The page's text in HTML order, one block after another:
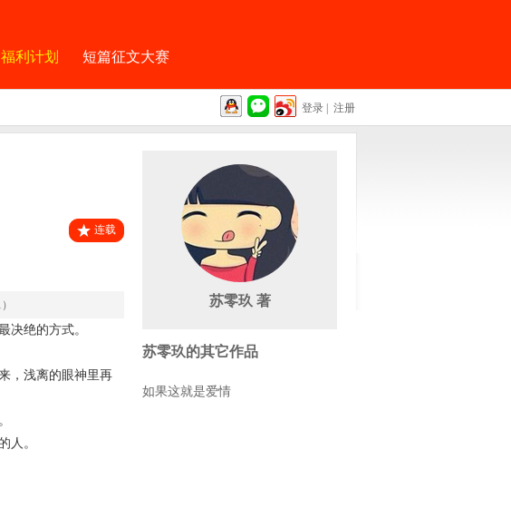
福利计划 短篇征文大赛
登录 注册
连载
）
决绝的方式。
，浅离的眼神里再
人。
苏零玖 著
苏零玖的其它作品
如果这就是爱情